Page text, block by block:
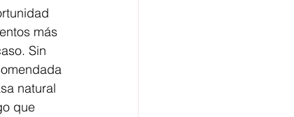
más
Sin
natural
que